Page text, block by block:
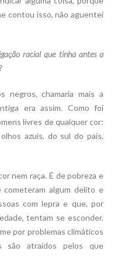
contou isso, não aguentei
racial que tinha antes a
negros, chamaria mais a
era assim. Como foi
livres de qualquer cor:
azuis, do sul do país,
nem raça. É de pobreza e
cometeram algum delito e
com lepra e que, por
tentam se esconder.
por problemas climáticos
são atraídos pelos que